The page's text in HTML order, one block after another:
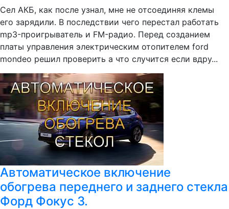
Сел АКБ, как после узнал, мне не отсоединяя клемы
его зарядили. В последствии чего перестал работать
mp3-проигрыватель и FM-радио. Перед созданием
платы управления электрическим отопителем ford
mondeo решил проверить а что случится если вдру...
Автоматическое включение
обогрева переднего и заднего стекла
Форд Фокус 3.